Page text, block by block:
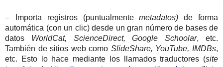
– Importa registros (puntualmentemetadatos) de forma
automática (con un clic) desde un gran número de bases de
datos WorldCat, ScienceDirect,Google Schoolar, etc.
También de sitios web como SlideShare, YouTube, IMDBs,
etc. Esto lo hace mediante los llamadostraductores (site